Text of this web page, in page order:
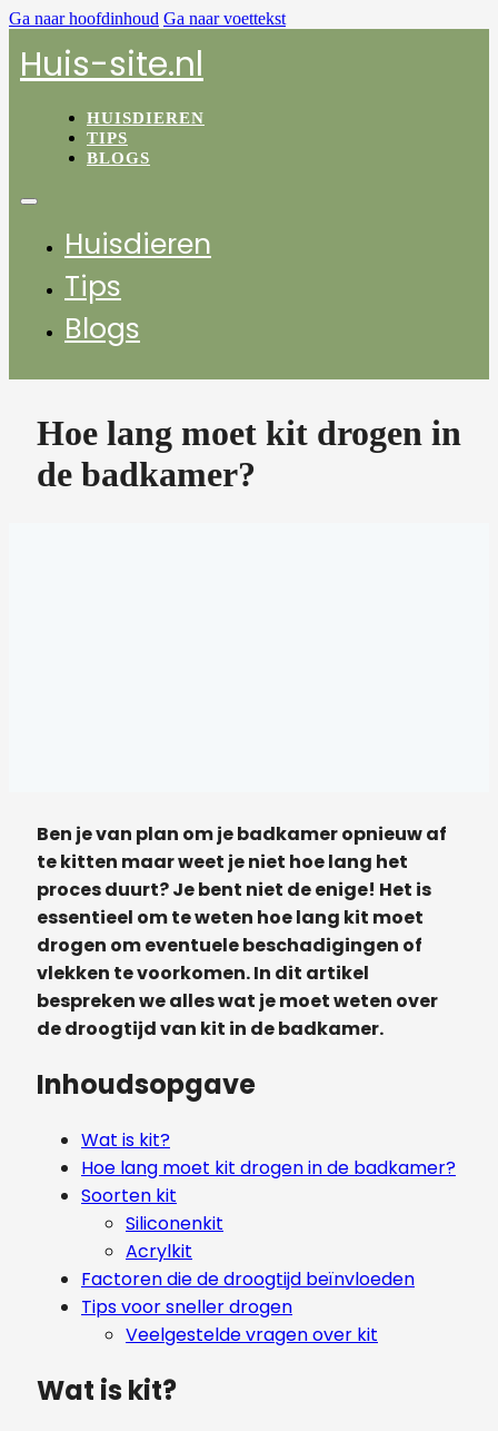
Ga naar hoofdinhoud Ga naar voettekst
Huis-site.nl
HUISDIEREN
TIPS
BLOGS
Huisdieren
Tips
Blogs
Hoe lang moet kit drogen in
de badkamer?
Ben je van plan om je badkamer opnieuw af
te kitten maar weet je niet hoe lang het
proces duurt? Je bent niet de enige! Het is
essentieel om te weten hoe lang kit moet
drogen om eventuele beschadigingen of
vlekken te voorkomen. In dit artikel
bespreken we alles wat je moet weten over
de droogtijd van kit in de badkamer.
Inhoudsopgave
Wat is kit?
Hoe lang moet kit drogen in de badkamer?
Soorten kit
Siliconenkit
Acrylkit
Factoren die de droogtijd beïnvloeden
Tips voor sneller drogen
Veelgestelde vragen over kit
Wat is kit?